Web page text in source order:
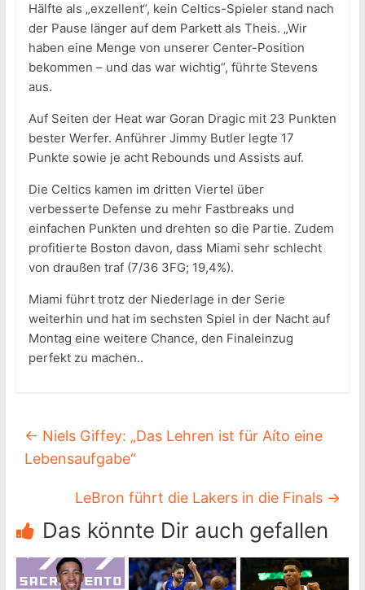
Hälfte als „exzellent“, kein Celtics-Spieler stand nach
der Pause länger auf dem Parkett als Theis. „Wir
haben eine Menge von unserer Center-Position
bekommen – und das war wichtig“, führte Stevens
aus.
Auf Seiten der Heat war Goran Dragic mit 23 Punkten
bester Werfer. Anführer Jimmy Butler legte 17
Punkte sowie je acht Rebounds und Assists auf.
Die Celtics kamen im dritten Viertel über
verbesserte Defense zu mehr Fastbreaks und
einfachen Punkten und drehten so die Partie. Zudem
profitierte Boston davon, dass Miami sehr schlecht
von draußen traf (7/36 3FG; 19,4%).
Miami führt trotz der Niederlage in der Serie
weiterhin und hat im sechsten Spiel in der Nacht auf
Montag eine weitere Chance, den Finaleinzug
perfekt zu machen..
← Niels Giffey: „Das Lehren ist für Aíto eine
Lebensaufgabe“
LeBron führt die Lakers in die Finals →
Das könnte Dir auch gefallen